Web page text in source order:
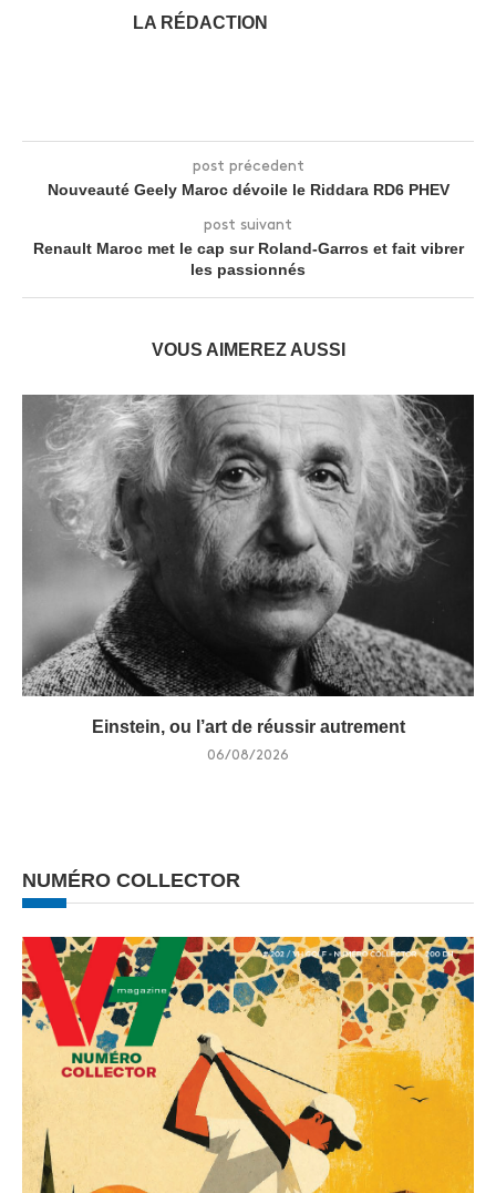
LA RÉDACTION
post précedent
Nouveauté Geely Maroc dévoile le Riddara RD6 PHEV
post suivant
Renault Maroc met le cap sur Roland-Garros et fait vibrer
les passionnés
VOUS AIMEREZ AUSSI
Einstein, ou l’art de réussir autrement
06/08/2026
NUMÉRO COLLECTOR